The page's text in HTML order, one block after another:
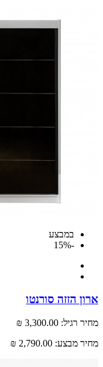
במבצע
הזזה סורנטו
רגיל: 3,300.00 ₪
מבצע: 2,790.00 ₪